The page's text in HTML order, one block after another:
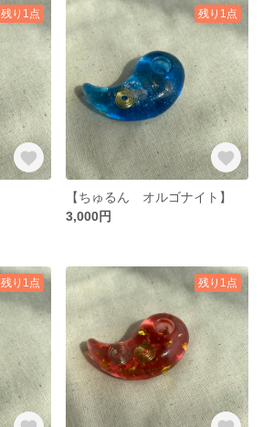
残り1点 残り1点
【ちゅるん オルゴナイト】
3,000円
残り1点 残り1点